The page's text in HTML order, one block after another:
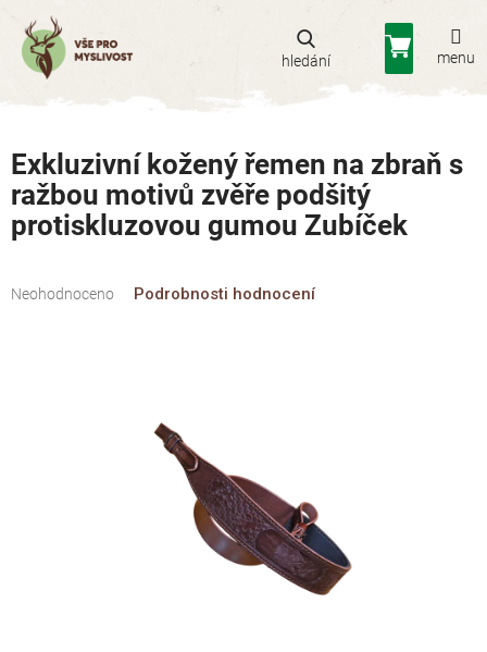
obsah
Nákupní
košík
Exkluzivní kožený řemen na zbraň s
ražbou motivů zvěře podšitý
protiskluzovou gumou Zubíček
hodnocení
Neohodnoceno Podrobnosti hodnocení